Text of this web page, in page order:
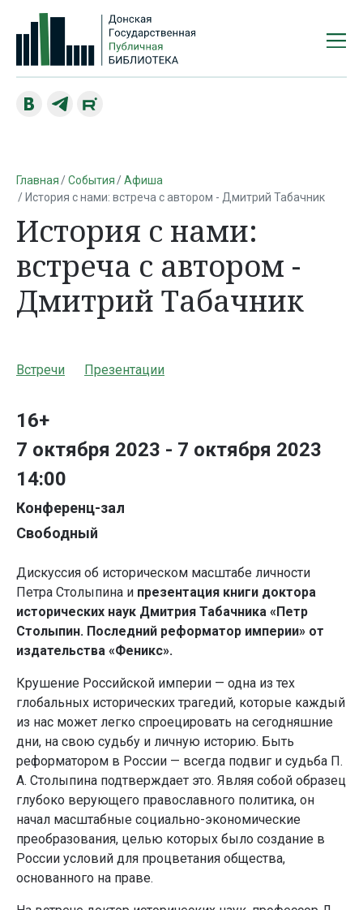
Главная События
Афиша
История с нами: встреча с автором - Дмитрий Табачник
История с нами:
встреча с автором -
Дмитрий Табачник
Встречи Презентации
16+
7 октября 2023 - 7 октября 2023
14:00
Конференц-зал
Свободный
Дискуссия об историческом масштабе личности
Петра Столыпина и презентация книги доктора
исторических наук Дмитрия Табачника «Петр
Столыпин. Последний реформатор империи» от
издательства «Феникс».
Крушение Российской империи — одна из тех
глобальных исторических трагедий, которые каждый
из нас может легко спроецировать на сегодняшние
дни, на свою судьбу и личную историю. Быть
реформатором в России — всегда подвиг и судьба П.
А. Столыпина подтверждает это. Являя собой образец
глубоко верующего православного политика, он
начал масштабные социально-экономические
преобразования, целью которых было создание в
России условий для процветания общества,
основанного на праве.